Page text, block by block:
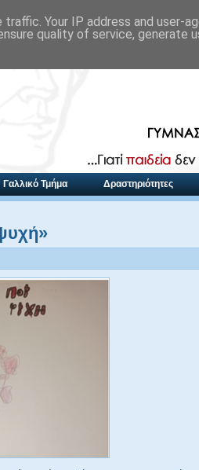
Γαλλικό Τμήμα Δραστηριότητες
Your IP address and user-
quality of service, generate